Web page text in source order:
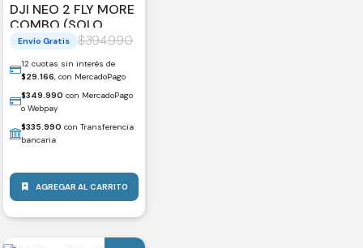
DJI NEO 2 FLY MORE
COMBO (SOLO
DRONE)
$394.990
Envío Gratis
12 cuotas sin interés de
$29.166, con MercadoPago
$349.990 con MercadoPago
o Webpay
$335.990 con Transferencia
bancaria
AGREGAR AL CARRITO